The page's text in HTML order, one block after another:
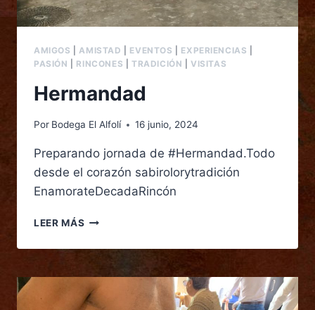
AMIGOS AMISTAD EVENTOS EXPERIENCIAS
PASIÓN
RINCONES TRADICIÓN |VISITAS
Hermandad
Por Bodega El Alfolí 16 junio, 2024
Preparando jornada de #Hermandad.Todo
desde el corazón sabirolorytradición
EnamorateDecadaRincón
LEER MÁS